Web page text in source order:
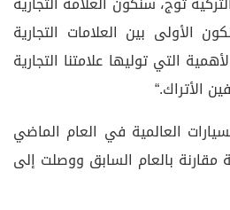
الأولى بين العلامات التجارية
التي توليها علامتنا التجارية
الأتراك.“
العالمية في العام الماضي
في المائة مقارنة بالعام السابق ووصلت إلى